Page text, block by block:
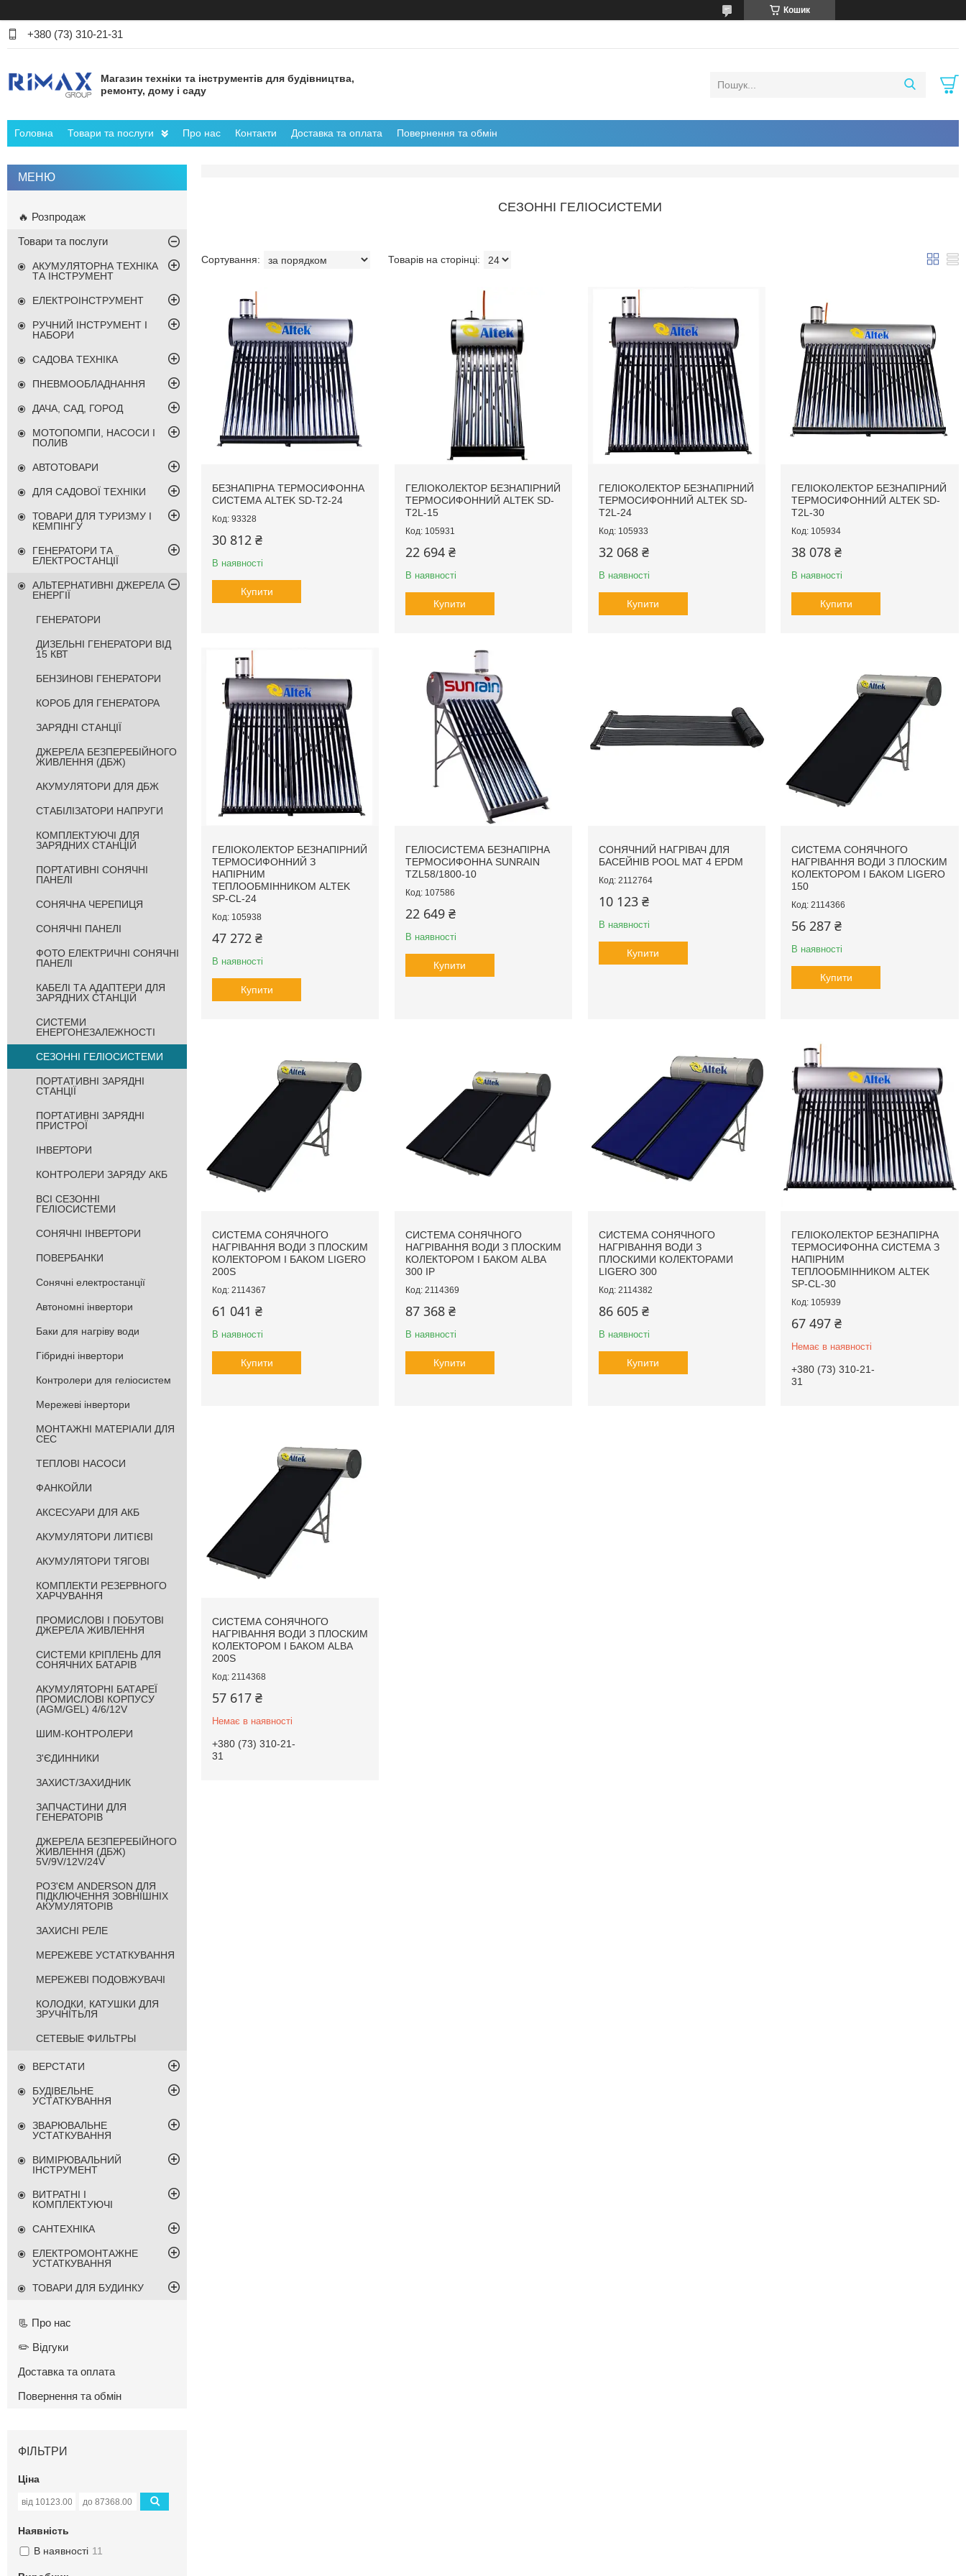
Кошик
+380 (73) 310-21-31
Магазин техніки та інструментів для будівництва,
ремонту, дому і саду
Головна Товари та послуги Про нас Контакти Доставка та оплата Повернення та обмін
СЕЗОННІ ГЕЛІОСИСТЕМИ
БЕЗНАПІРНА ТЕРМОСИФОННА
СИСТЕМА ALTEK SD-T2-24
93328
30 812 ₴
В наявності
Купити
ГЕЛІОКОЛЕКТОР БЕЗНАПІРНИЙ
ТЕРМОСИФОННИЙ ALTEK SD-
T2L-15
105931
22 694 ₴
В наявності
Купити
ГЕЛІОКОЛЕКТОР БЕЗНАПІРНИЙ
ТЕРМОСИФОННИЙ ALTEK SD-
T2L-24
105933
32 068 ₴
В наявності
Купити
ГЕЛІОКОЛЕКТОР БЕЗНАПІРНИЙ
ТЕРМОСИФОННИЙ ALTEK SD-
T2L-30
105934
38 078 ₴
В наявності
Купити
ГЕЛІОКОЛЕКТОР БЕЗНАПІРНИЙ
ТЕРМОСИФОННИЙ З
НАПІРНИМ
ТЕПЛООБМІННИКОМ ALTEK
SP-CL-24
105938
47 272 ₴
В наявності
Купити
ГЕЛІОСИСТЕМА БЕЗНАПІРНА
ТЕРМОСИФОННА SUNRAIN
TZL58/1800-10
107586
22 649 ₴
В наявності
Купити
СОНЯЧНИЙ НАГРІВАЧ ДЛЯ
БАСЕЙНІВ POOL MAT 4 EPDM
2112764
10 123 ₴
В наявності
Купити
СИСТЕМА СОНЯЧНОГО
НАГРІВАННЯ ВОДИ З ПЛОСКИМ
КОЛЕКТОРОМ І БАКОМ LIGERO
150
2114366
56 287 ₴
В наявності
Купити
СИСТЕМА СОНЯЧНОГО
НАГРІВАННЯ ВОДИ З ПЛОСКИМ
КОЛЕКТОРОМ І БАКОМ LIGERO
200S
2114367
61 041 ₴
В наявності
Купити
СИСТЕМА СОНЯЧНОГО
НАГРІВАННЯ ВОДИ З ПЛОСКИМ
КОЛЕКТОРОМ І БАКОМ АLBA
300 IP
2114369
87 368 ₴
В наявності
Купити
СИСТЕМА СОНЯЧНОГО
НАГРІВАННЯ ВОДИ З
ПЛОСКИМИ КОЛЕКТОРАМИ
LIGERO 300
2114382
86 605 ₴
В наявності
Купити
ГЕЛІОКОЛЕКТОР БЕЗНАПІРНА
ТЕРМОСИФОННА СИСТЕМА З
НАПІРНИМ
ТЕПЛООБМІННИКОМ ALTEK
SP-CL-30
105939
67 497 ₴
Немає в наявності
+380 (73) 310-21-
31
СИСТЕМА СОНЯЧНОГО
НАГРІВАННЯ ВОДИ З ПЛОСКИМ
КОЛЕКТОРОМ І БАКОМ АLBA
200S
2114368
57 617 ₴
Немає в наявності
+380 (73) 310-21-
31
🔥 Розпродаж
Товари та послуги
АКУМУЛЯТОРНА ТЕХНІКА
ТА ІНСТРУМЕНТ
ЕЛЕКТРОІНСТРУМЕНТ
РУЧНИЙ ІНСТРУМЕНТ І
НАБОРИ
САДОВА ТЕХНІКА
ПНЕВМООБЛАДНАННЯ
ДАЧА, САД, ГОРОД
МОТОПОМПИ, НАСОСИ І
ПОЛИВ
АВТОТОВАРИ
ДЛЯ САДОВОЇ ТЕХНІКИ
ТОВАРИ ДЛЯ ТУРИЗМУ І
КЕМПІНГУ
ГЕНЕРАТОРИ ТА
ЕЛЕКТРОСТАНЦІЇ
АЛЬТЕРНАТИВНІ ДЖЕРЕЛА
ЕНЕРГІЇ
ГЕНЕРАТОРИ
ДИЗЕЛЬНІ ГЕНЕРАТОРИ ВІД
15 КВТ
БЕНЗИНОВІ ГЕНЕРАТОРИ
КОРОБ ДЛЯ ГЕНЕРАТОРА
ЗАРЯДНІ СТАНЦІЇ
ДЖЕРЕЛА БЕЗПЕРЕБІЙНОГО
ЖИВЛЕННЯ (ДБЖ)
АКУМУЛЯТОРИ ДЛЯ ДБЖ
СТАБІЛІЗАТОРИ НАПРУГИ
КОМПЛЕКТУЮЧІ ДЛЯ
ЗАРЯДНИХ СТАНЦІЙ
ПОРТАТИВНІ СОНЯЧНІ
ПАНЕЛІ
СОНЯЧНА ЧЕРЕПИЦЯ
СОНЯЧНІ ПАНЕЛІ
ФОТО ЕЛЕКТРИЧНІ СОНЯЧНІ
ПАНЕЛІ
КАБЕЛІ ТА АДАПТЕРИ ДЛЯ
ЗАРЯДНИХ СТАНЦІЙ
СИСТЕМИ
ЕНЕРГОНЕЗАЛЕЖНОСТІ
СЕЗОННІ ГЕЛІОСИСТЕМИ
ПОРТАТИВНІ ЗАРЯДНІ
СТАНЦІЇ
ПОРТАТИВНІ ЗАРЯДНІ
ПРИСТРОЇ
ІНВЕРТОРИ
КОНТРОЛЕРИ ЗАРЯДУ АКБ
ВСІ СЕЗОННІ
ГЕЛІОСИСТЕМИ
СОНЯЧНІ ІНВЕРТОРИ
ПОВЕРБАНКИ
Cонячні електростанції
Автономні інвертори
Баки для нагріву води
Гібридні інвертори
Контролери для геліосистем
Мережеві інвертори
МОНТАЖНІ МАТЕРІАЛИ ДЛЯ
СЕС
ТЕПЛОВІ НАСОСИ
ФАНКОЙЛИ
АКСЕСУАРИ ДЛЯ АКБ
АКУМУЛЯТОРИ ЛИТІЄВІ
АКУМУЛЯТОРИ ТЯГОВІ
КОМПЛЕКТИ РЕЗЕРВНОГО
ХАРЧУВАННЯ
ПРОМИСЛОВІ І ПОБУТОВІ
ДЖЕРЕЛА ЖИВЛЕННЯ
СИСТЕМИ КРІПЛЕНЬ ДЛЯ
СОНЯЧНИХ БАТАРІВ
АКУМУЛЯТОРНІ БАТАРЕЇ
ПРОМИСЛОВІ КОРПУСУ
(AGM/GEL) 4/6/12V
ШИМ-КОНТРОЛЕРИ
З'ЄДИННИКИ
ЗАХИСТ/ЗАХИДНИК
ЗАПЧАСТИНИ ДЛЯ
ГЕНЕРАТОРІВ
ДЖЕРЕЛА БЕЗПЕРЕБІЙНОГО
ЖИВЛЕННЯ (ДБЖ)
5V/9V/12V/24V
РОЗ'ЄМ ANDERSON ДЛЯ
ПІДКЛЮЧЕННЯ ЗОВНІШНІХ
АКУМУЛЯТОРІВ
ЗАХИСНІ РЕЛЕ
МЕРЕЖЕВЕ УСТАТКУВАННЯ
МЕРЕЖЕВІ ПОДОВЖУВАЧІ
КОЛОДКИ, КАТУШКИ ДЛЯ
ЗРУЧНІТЬЛЯ
СЕТЕВЫЕ ФИЛЬТРЫ
ВЕРСТАТИ
БУДІВЕЛЬНЕ
УСТАТКУВАННЯ
ЗВАРЮВАЛЬНЕ
УСТАТКУВАННЯ
ВИМІРЮВАЛЬНИЙ
ІНСТРУМЕНТ
ВИТРАТНІ І
КОМПЛЕКТУЮЧІ
САНТЕХНІКА
ЕЛЕКТРОМОНТАЖНЕ
УСТАТКУВАННЯ
ТОВАРИ ДЛЯ БУДИНКУ
📃 Про нас
✏️ Відгуки
Доставка та оплата
Повернення та обмін
ФІЛЬТРИ
Ціна
Наявність
В наявності 11